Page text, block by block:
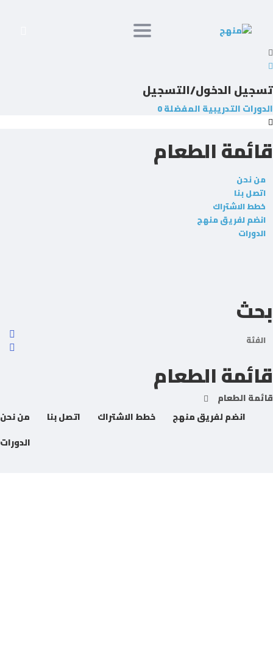
Toggle navigation
الدخول/التسجيل
التدريبيةالمفضلة0
الطعام
نحن
بنا
الاشتراك
لفريق منهج
الطعام
من نحن اتصل بنا خطط الاشتراك
انضم لفريق منهج
الدورات